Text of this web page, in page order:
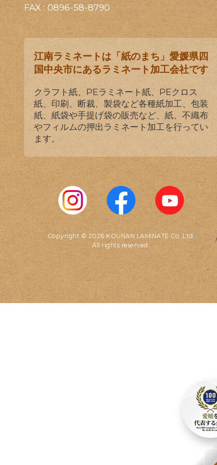
FAX : 0896-58-8790
江南ラミネートは「紙のまち」愛媛県四
国中央市にあるラミネート加工会社です
クラフト紙、PEラミネート紙、PEクロス
紙、印刷、断裁、製袋など各種紙加工、包装
紙、紙袋や手提げ袋の販売など、紙、不織布
やフィルムの押出ラミネート加工を行ってい
ます。
Copyright © 2026 KOUNAN LAMINATE Co.,Ltd.
All rights reserved.